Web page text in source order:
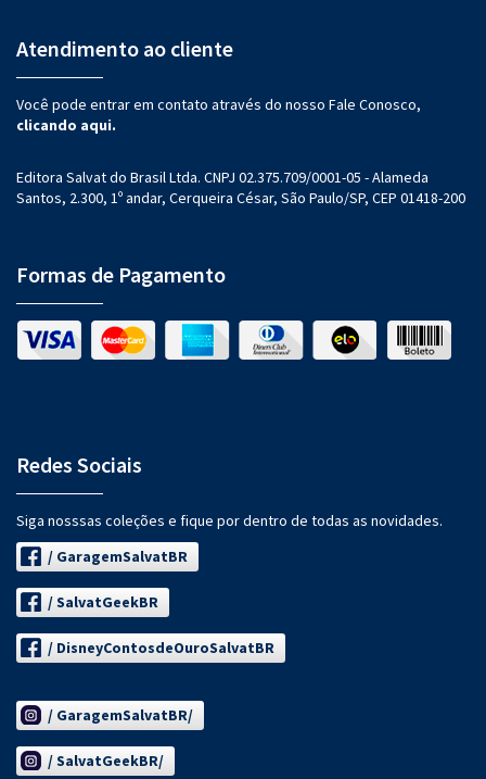
Atendimento ao cliente
Você pode entrar em contato através do nosso Fale Conosco,
clicando aqui.
Editora Salvat do Brasil Ltda. CNPJ 02.375.709/0001-05 - Alameda
Santos, 2.300, 1º andar, Cerqueira César, São Paulo/SP, CEP 01418-200
Formas de Pagamento
Redes Sociais
Siga nosssas coleções e fique por dentro de todas as novidades.
/ GaragemSalvatBR
/ SalvatGeekBR
/ DisneyContosdeOuroSalvatBR
/ GaragemSalvatBR/
/ SalvatGeekBR/